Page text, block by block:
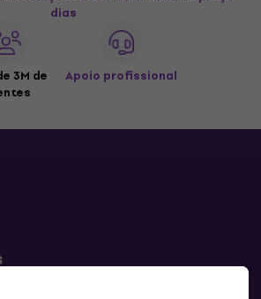
dias
3M de
Apoio profissional